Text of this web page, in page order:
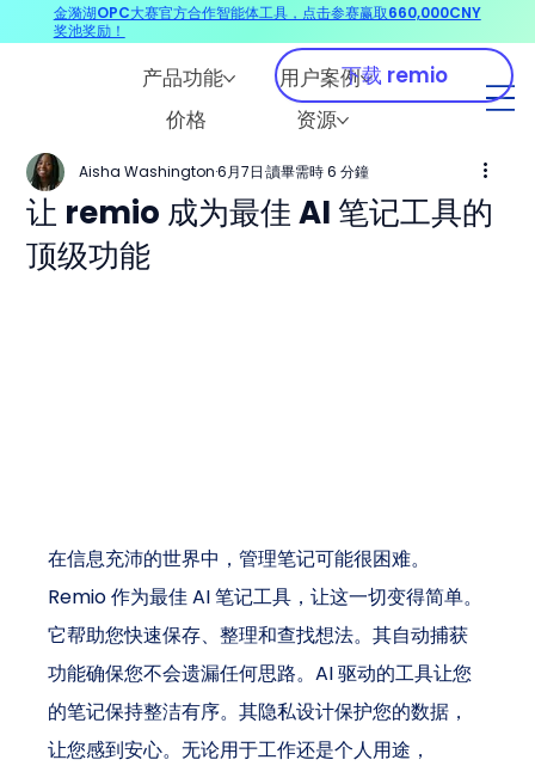
产品功能
用户案例
价格
资源
下载 remio
让 remio 成为最佳 AI 笔记工具的
顶级功能
Aisha Washington 6月7日 讀畢需時 6 分鐘
在信息充沛的世界中，管理笔记可能很困难。
Remio 作为最佳 AI 笔记工具，让这一切变得简单。
它帮助您快速保存、整理和查找想法。其自动捕获
功能确保您不会遗漏任何思路。AI 驱动的工具让您
的笔记保持整洁有序。其隐私设计保护您的数据，
让您感到安心。无论用于工作还是个人用途，
金漪湖OPC大赛官方合作智能体工具，点击参赛赢取660,000CNY
奖池奖励！